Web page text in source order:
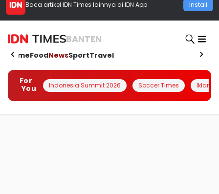
Baca artikel IDN Times lainnya di IDN App Install
BANTEN
HomeFoodNewsSportTravel
For
You
Indonesia Summit 2026 Soccer Times Iklanin